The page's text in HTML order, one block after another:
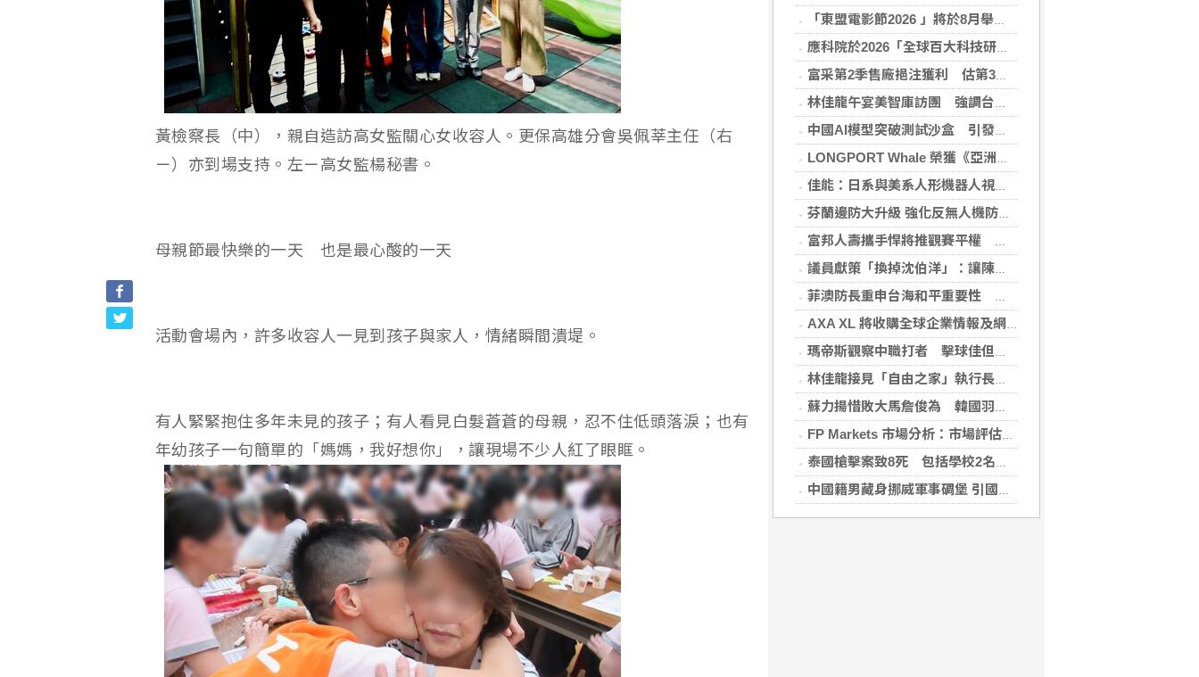
「東盟電影節2026 」將於8月舉行 歷來最大規模 以電影連繫文化交流
應科院於2026「全球百大科技研發獎」中創亞洲最佳成績 三項技術榮膺全球百大創新獎項
富采第2季售廠挹注獲利 估第3季營收下滑
林佳龍午宴美智庫訪團 強調台灣是不可或缺夥伴
中國AI模型突破測試沙盒 引發資安風險疑慮
LONGPORT Whale 榮獲《亞洲銀行與金融》金融科技生態合作獎
佳能：日系與美系人形機器人視覺模組 下半年出貨
芬蘭邊防大升級 強化反無人機防禦網
富邦人壽攜手悍將推觀賽平權 邀身障、親子看球
議員獻策「換掉沈伯洋」：讓陳時中再輸一次
菲澳防長重申台海和平重要性 林佳龍表達肯定
AXA XL 將收購全球企業情報及網絡安全顧問公司 S-RM
瑪帝斯觀察中職打者 擊球佳但長打少「閃掉就好」
林佳龍接見「自由之家」執行長 盼台成印太INGO樞紐
蘇力揚惜敗大馬詹俊為 韓國羽球大師賽止步8強
FP Markets 市場分析：市場評估下一步走勢，日圓再臨十字路口
泰國槍擊案致8死 包括學校2名教師3名職員
中國籍男藏身挪威軍事碉堡 引國安疑慮遭驅逐
黃檢察長（中），親自造訪高女監關心女收容人。更保高雄分會吳佩莘主任（右
ㄧ）亦到場支持。左ㄧ高女監楊秘書。
母親節最快樂的一天 也是最心酸的一天
活動會場內，許多收容人一見到孩子與家人，情緒瞬間潰堤。
有人緊緊抱住多年未見的孩子；有人看見白髮蒼蒼的母親，忍不住低頭落淚；也有
年幼孩子一句簡單的「媽媽，我好想你」，讓現場不少人紅了眼眶。